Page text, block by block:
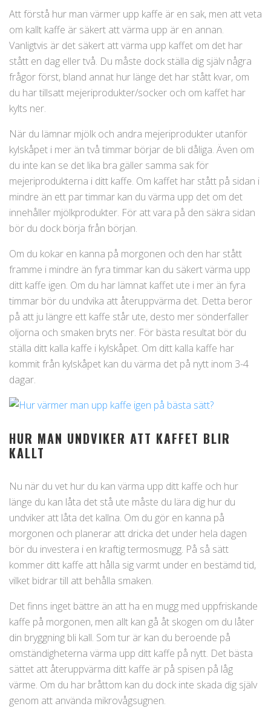
Att förstå hur man värmer upp kaffe är en sak, men att veta
om kallt kaffe är säkert att värma upp är en annan.
Vanligtvis är det säkert att värma upp kaffet om det har
stått en dag eller två. Du måste dock ställa dig själv några
frågor först, bland annat hur länge det har stått kvar, om
du har tillsatt mejeriprodukter/socker och om kaffet har
kylts ner.
När du lämnar mjölk och andra mejeriprodukter utanför
kylskåpet i mer än två timmar börjar de bli dåliga. Även om
du inte kan se det lika bra gäller samma sak för
mejeriprodukterna i ditt kaffe. Om kaffet har stått på sidan i
mindre än ett par timmar kan du värma upp det om det
innehåller mjölkprodukter. För att vara på den säkra sidan
bör du dock börja från början.
Om du kokar en kanna på morgonen och den har stått
framme i mindre än fyra timmar kan du säkert värma upp
ditt kaffe igen. Om du har lämnat kaffet ute i mer än fyra
timmar bör du undvika att återuppvärma det. Detta beror
på att ju längre ett kaffe står ute, desto mer sönderfaller
oljorna och smaken bryts ner. För bästa resultat bör du
ställa ditt kalla kaffe i kylskåpet. Om ditt kalla kaffe har
kommit från kylskåpet kan du värma det på nytt inom 3-4
dagar.
HUR MAN UNDVIKER ATT KAFFET BLIR
KALLT
Nu när du vet hur du kan värma upp ditt kaffe och hur
länge du kan låta det stå ute måste du lära dig hur du
undviker att låta det kallna. Om du gör en kanna på
morgonen och planerar att dricka det under hela dagen
bör du investera i en kraftig termosmugg. På så sätt
kommer ditt kaffe att hålla sig varmt under en bestämd tid,
vilket bidrar till att behålla smaken.
Det finns inget bättre än att ha en mugg med uppfriskande
kaffe på morgonen, men allt kan gå åt skogen om du låter
din bryggning bli kall. Som tur är kan du beroende på
omständigheterna värma upp ditt kaffe på nytt. Det bästa
sättet att återuppvärma ditt kaffe är på spisen på låg
värme. Om du har bråttom kan du dock inte skada dig själv
genom att använda mikrovågsugnen.